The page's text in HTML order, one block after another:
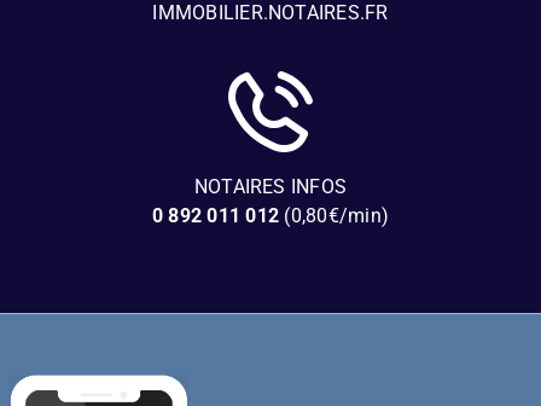
IMMOBILIER.NOTAIRES.FR
NOTAIRES INFOS
0 892 011 012 (0,80€/min)